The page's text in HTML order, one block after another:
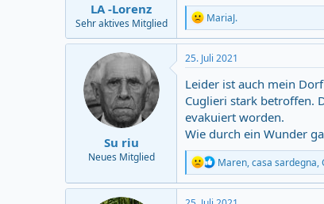
LA -Lorenz
Sehr aktives Mitglied
R
e
a
c
t
i
o
n
s
MariaJ.
Su riu
Neues Mitglied
25. Juli 2021
Leider ist auch mein Dorf
Cuglieri stark betroffen.
evakuiert worden.
Wie durch ein Wunder
R
e
a
c
Maren,casa sardegna,